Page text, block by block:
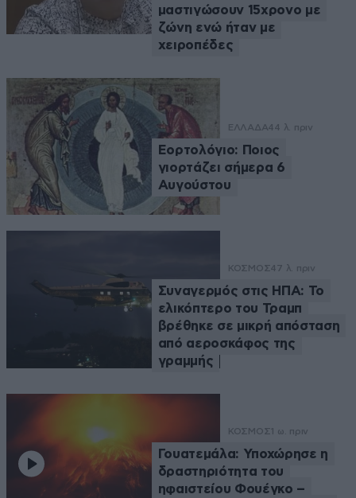
μαστιγώσουν 15χρονο με
ζώνη ενώ ήταν με
χειροπέδες
ΕΛΛΑΔΑ44 λ. πριν
Εορτολόγιο: Ποιος
γιορτάζει σήμερα 6
Αυγούστου
ΚΟΣΜΟΣ47 λ. πριν
Συναγερμός στις ΗΠΑ: Το
ελικόπτερο του Τραμπ
βρέθηκε σε μικρή απόσταση
από αεροσκάφος της
γραμμής
ΚΟΣΜΟΣ 1 ω. πριν
Γουατεμάλα: Υποχώρησε η
δραστηριότητα του
ηφαιστείου Φουέγκο –